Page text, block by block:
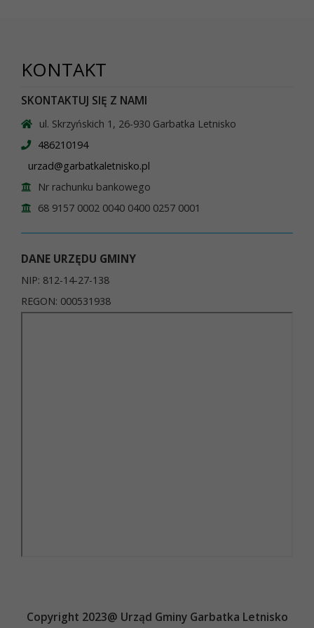
KONTAKT
SKONTAKTUJ SIĘ Z NAMI
ul. Skrzyńskich 1, 26-930 Garbatka Letnisko
486210194
urzad@garbatkaletnisko.pl
Nr rachunku bankowego
68 9157 0002 0040 0400 0257 0001
DANE URZĘDU GMINY
NIP: 812-14-27-138
REGON: 000531938
Copyright 2023@ Urząd Gminy Garbatka Letnisko